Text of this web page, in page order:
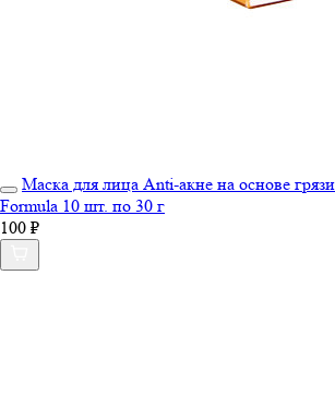
Маска для лица Anti-акне на основе
Formula 10 шт. по 30 г
100 ₽